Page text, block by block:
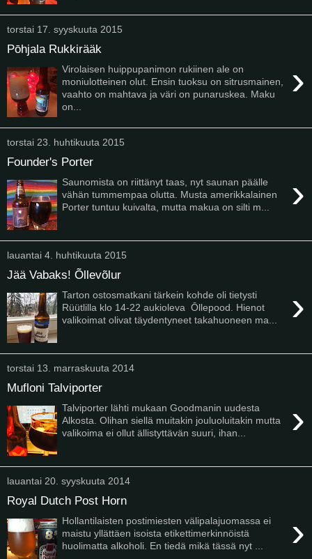
torstai 17. syyskuuta 2015
Pōhjala Rukkirääk
›
Virolaisen huippupanimon rukiinen ale on
moniulotteinen olut. Ensin tuoksu on sitrusmainen,
vaahto on mahtava ja väri on punaruskea. Maku
on...
torstai 23. huhtikuuta 2015
Founder's Porter
›
Saunomista on riittänyt taas, nyt saunan päälle
vähän tummempaa olutta. Musta amerikkalainen
Porter tuntuu kuivalta, mutta makua on silti m...
lauantai 4. huhtikuuta 2015
Jää Vabaks! Õllevõlur
›
Tarton ostosmatkani tärkein kohde oli tietysti
Rüütlilla klo 14-22 aukioleva Ōllepood. Hienot
valikoimat olivat täydentyneet takahuoneen ma...
torstai 13. marraskuuta 2014
Mufloni Talviporter
›
Talviporter lähti mukaan Goodmanin uudesta
Alkosta. Olihan siellä muitakin jouluoluitakin mutta
valikoima ei ollut ällistyttävän suuri, ihan...
lauantai 20. syyskuuta 2014
Royal Dutch Post Horn
›
Hollantilaisten postimiesten välipalajuomassa ei
maistu yllättäen isoista etikettimerkinnöistä
huolimatta alkoholi. En tiedä mikä tässä nyt ...